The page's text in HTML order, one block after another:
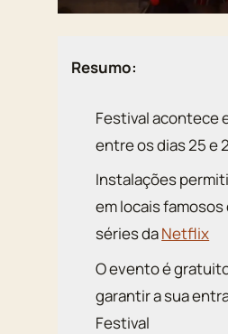
Resumo:
Festival acontece
entre os dias 25 e
Instalações
em locais famosos
séries daNetflix
O evento é
garantir a sua
Festival